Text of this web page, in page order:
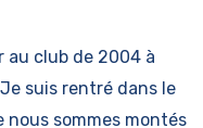
au club de 2004 à
suis rentré dans le
nous sommes montés